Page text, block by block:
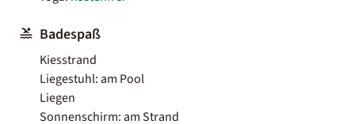
Badespaß
Kiesstrand
Liegestuhl: am Pool
Liegen
Sonnenschirm: am Strand